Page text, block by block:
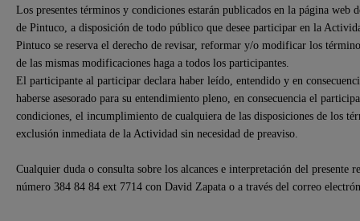
Los presentes términos y condiciones estarán publicados en la página web
de Pintuco, a disposición de todo público que desee participar en la
Pintuco se reserva el derecho de revisar, reformar y/o modificar los
de las mismas modificaciones haga a todos los participantes.
El participante al participar declara haber leído, entendido y en
haberse asesorado para su entendimiento pleno, en consecuencia el
condiciones, el incumplimiento de cualquiera de las disposiciones de los
exclusión inmediata de la Actividad sin necesidad de preaviso.
Cualquier duda o consulta sobre los alcances e interpretación del presente
número 384 84 84 ext 7714 con David Zapata o a través del correo